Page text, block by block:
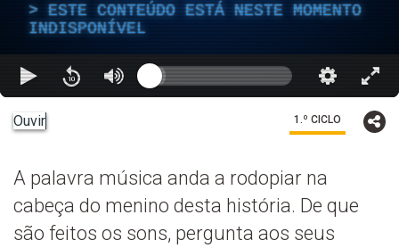
ESTE CONTEÚDO ESTÁ NESTE MOMENTO
INDISPONÍVEL
Ouvir 1.º CICLO
A palavra música anda a rodopiar na
cabeça do menino desta história. De que
são feitos os sons, pergunta aos seus